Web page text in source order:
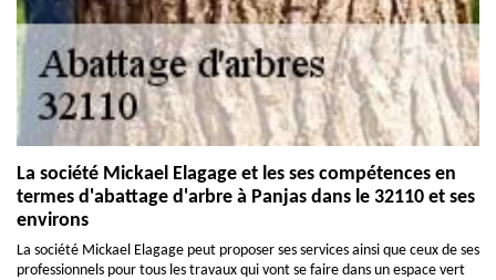
La société Mickael Elagage et les ses compétences en
termes d'abattage d'arbre à Panjas dans le 32110 et ses
environs
La société Mickael Elagage peut proposer ses services ainsi que ceux de ses
professionnels pour tous les travaux qui vont se faire dans un espace vert